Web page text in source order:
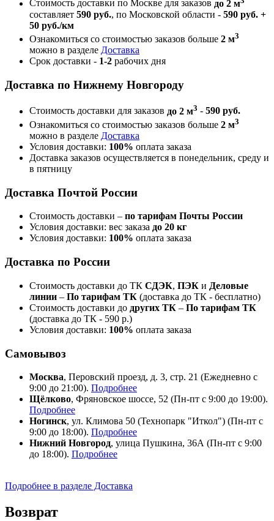
Стоимость доставки по Москве для заказов до 2 м
составляет 590 руб., по Московской области - 590 руб. +
50 руб./км
Ознакомиться со стоимостью заказов больше 2 м3
можно в разделе Доставка
Срок доставки - 1-2 рабочих дня
Доставка по Нижнему Новгороду
Стоимость доставки для заказов до 2 м3 - 590 руб.
Ознакомиться со стоимостью заказов больше 2 м3
можно в разделе Доставка
Условия доставки: 100% оплата заказа
Доставка заказов осуществляется в понедельник, среду и
в пятницу
Доставка Почтой России
Стоимость доставки – по тарифам Почты России
Условия доставки: вес заказа до 20 кг
Условия доставки: 100% оплата заказа
Доставка по России
Стоимость доставки до ТК СДЭК, ПЭК и Деловые
линии – По тарифам ТК (доставка до ТК - бесплатно)
Стоимость доставки до других ТК – По тарифам ТК
(доставка до ТК - 590 р.)
Условия доставки: 100% оплата заказа
Самовывоз
Москва, Перовский проезд, д. 3, стр. 21 (Ежедневно с
9:00 до 21:00). Подробнее
Щёлково, Фряновское шоссе, 52 (Пн-пт с 9:00 до 19:00).
Подробнее
Ногинск, ул. Климова 50 (​Технопарк "Иткол") (Пн-пт с
9:00 до 18:00). Подробнее
Нижний Новгород, улица Пушкина, 36А (Пн-пт с 9:00
до 18:00). Подробнее
Подробнее в разделе Доставка
Возврат